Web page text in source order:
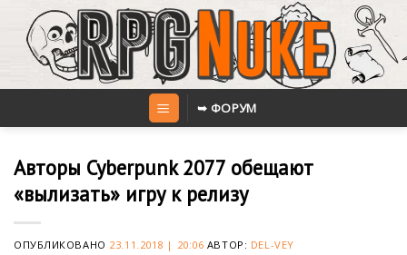
content
➥ ФОРУМ
Авторы Cyberpunk 2077 обещают
«вылизать» игру к релизу
ОПУБЛИКОВАНО 23.11.2018 | 20:06 АВТОР: DEL-VEY